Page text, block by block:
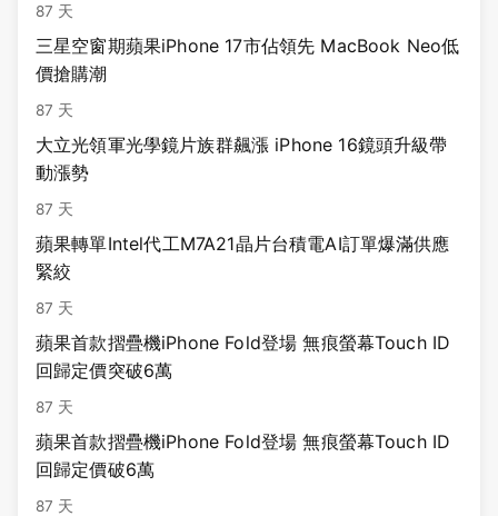
87 天
三星空窗期蘋果iPhone 17市佔領先 MacBook Neo低
價搶購潮
87 天
大立光領軍光學鏡片族群飆漲 iPhone 16鏡頭升級帶
動漲勢
87 天
蘋果轉單Intel代工M7A21晶片台積電AI訂單爆滿供應
緊絞
87 天
蘋果首款摺疊機iPhone Fold登場 無痕螢幕Touch ID
回歸定價突破6萬
87 天
蘋果首款摺疊機iPhone Fold登場 無痕螢幕Touch ID
回歸定價破6萬
87 天